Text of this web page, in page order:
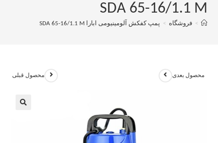
SDA 65-16/1.1 M
> فروشگاه > پمپ کفکش آلومینیومی ابارا SDA 65-16/1.1 M
محصول قبلی محصول بعدی